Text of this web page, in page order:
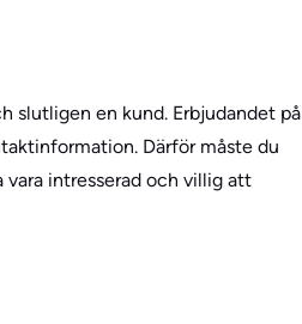
slutligen en kund. Erbjudandet på
Därför måste du
intresserad och villig att